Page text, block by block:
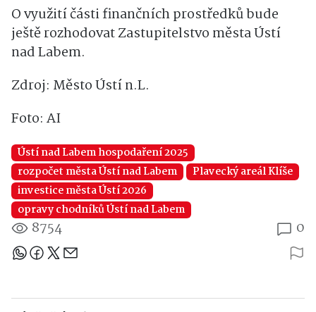
O využití části finančních prostředků bude
ještě rozhodovat Zastupitelstvo města Ústí
nad Labem.
Zdroj: Město Ústí n.L.
Foto: AI
Ústí nad Labem hospodaření 2025
rozpočet města Ústí nad Labem
Plavecký areál Klíše
investice města Ústí 2026
opravy chodníků Ústí nad Labem
8754 0
Sdílejte článek